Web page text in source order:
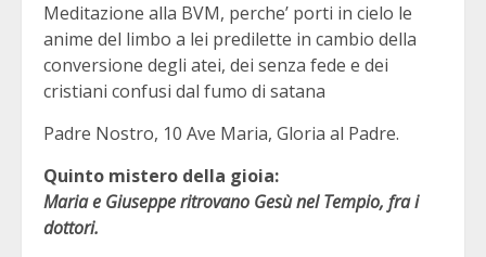
Meditazione alla BVM, perche’ porti in cielo le
anime del limbo a lei predilette in cambio della
conversione degli atei, dei senza fede e dei
cristiani confusi dal fumo di satana
Padre Nostro, 10 Ave Maria, Gloria al Padre.
Quinto mistero della gioia:
Maria e Giuseppe ritrovano Gesù nel Tempio, fra i
dottori.